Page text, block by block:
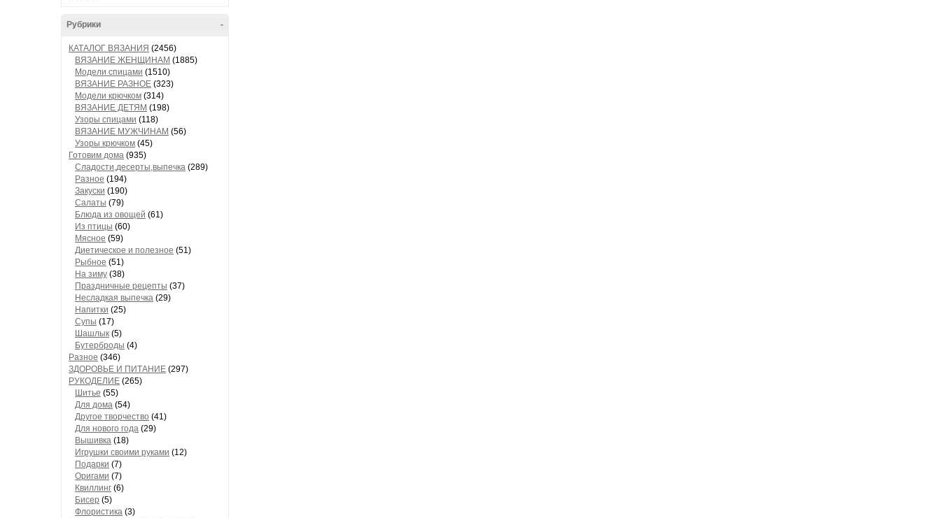
-
Рубрики
КАТАЛОГ ВЯЗАНИЯ (2456)
ВЯЗАНИЕ ЖЕНЩИНАМ (1885)
Модели спицами (1510)
ВЯЗАНИЕ РАЗНОЕ (323)
Модели крючком (314)
ВЯЗАНИЕ ДЕТЯМ (198)
Узоры спицами (118)
ВЯЗАНИЕ МУЖЧИНАМ (56)
Узоры крючком (45)
Готовим дома (935)
Сладости,десерты,выпечка (289)
Разное (194)
Закуски (190)
Салаты (79)
Блюда из овощей (61)
Из птицы (60)
Мясное (59)
Диетическое и полезное (51)
Рыбное (51)
На зиму (38)
Праздничные рецепты (37)
Несладкая выпечка (29)
Напитки (25)
Супы (17)
Шашлык (5)
Бутерброды (4)
Разное (346)
ЗДОРОВЬЕ И ПИТАНИЕ (297)
РУКОДЕЛИЕ (265)
Шитье (55)
Для дома (54)
Другое творчество (41)
Для нового года (29)
Вышивка (18)
Игрушки своими руками (12)
Подарки (7)
Оригами (7)
Квиллинг (6)
Бисер (5)
Флористика (3)